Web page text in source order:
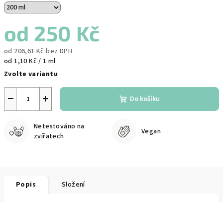
od 250 Kč
od 206,61 Kč bez DPH
Měrná
cena:
od 1,10 Kč / 1 ml
Zvolte variantu
+
− Do košíku
Netestováno na
zvířatech
Vegan
Popis Složení